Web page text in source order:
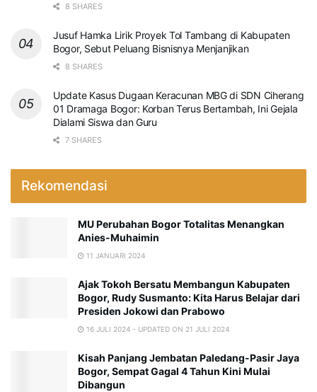
8 SHARES
Jusuf Hamka Lirik Proyek Tol Tambang di Kabupaten
Bogor, Sebut Peluang Bisnisnya Menjanjikan
8 SHARES
Update Kasus Dugaan Keracunan MBG di SDN Ciherang
01 Dramaga Bogor: Korban Terus Bertambah, Ini Gejala
Dialami Siswa dan Guru
7 SHARES
Rekomendasi
MU Perubahan Bogor Totalitas Menangkan
Anies-Muhaimin
11 JANUARI 2024
Ajak Tokoh Bersatu Membangun Kabupaten
Bogor, Rudy Susmanto: Kita Harus Belajar dari
Presiden Jokowi dan Prabowo
16 JULI 2024 - UPDATED ON 21 JULI 2024
Kisah Panjang Jembatan Paledang-Pasir Jaya
Bogor, Sempat Gagal 4 Tahun Kini Mulai
Dibangun